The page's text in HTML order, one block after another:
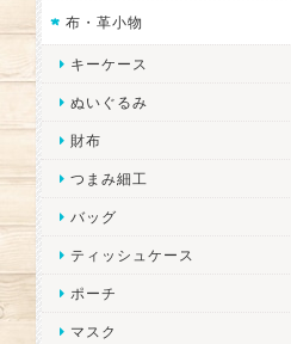
布・革小物
キーケース
ぬいぐるみ
財布
つまみ細工
バッグ
ティッシュケース
ポーチ
マスク